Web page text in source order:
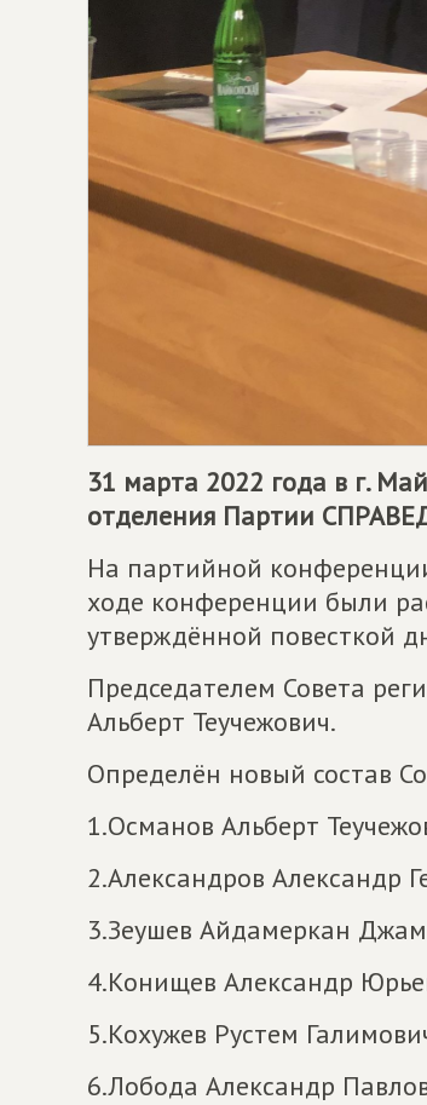
31 марта 2022 года в г.
отделения Партии
На партийной
ходе конференции были
утверждённой повесткой
Председателем Совета
Альберт Теучежович.
Определён новый состав
1.Османов Альберт
2.Александров Александр
3.Зеушев Айдамеркан
4.Конищев Александр
5.Кохужев Рустем
6.Лобода Александр